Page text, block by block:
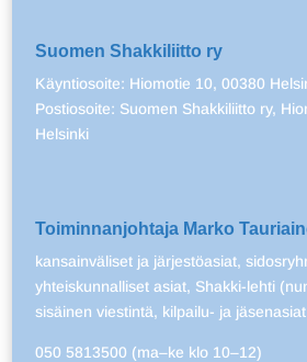
Suomen Shakkiliitto ry
Käyntiosoite: Hiomotie 10, 00380
Postiosoite: Suomen Shakkiliitto ry,
Helsinki
Toiminnanjohtaja Marko
kansainväliset ja järjestöasiat,
yhteiskunnalliset asiat, Shakki-lehti
sisäinen viestintä, kilpailu- ja
050 5813500 (ma–ke klo 10–12)